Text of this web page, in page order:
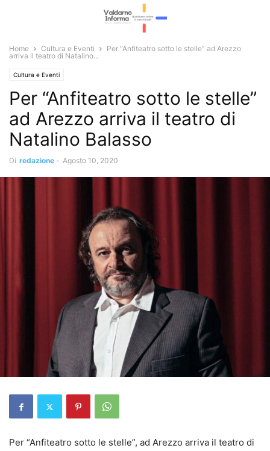
Home Cultura e Eventi
Per “Anfiteatro sotto le stelle” ad Arezzo
arriva il teatro di Natalino...
Cultura e Eventi
Per “Anfiteatro sotto le stelle”
ad Arezzo arriva il teatro di
Natalino Balasso
Di redazione - Agosto 10, 2020
Per “Anfiteatro sotto le stelle”, ad Arezzo arriva il teatro di